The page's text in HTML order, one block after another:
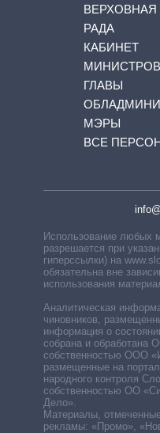
ВЕРХОВНАЯ
РАДА
КАБИНЕТ
МИНИСТРОВ
ГЛАВЫ
МЭРЫ
ВСЕ
Использование любых
разрешается при
гиперссылки) на
обязательна вне
использования
Аналитическая
чиновников,
информация о
собрана и обработана
собственностью ООО
размещенные на
народного контроля
собственностью ОО
Дело».
Материалы,
рекламы: «Промо»,